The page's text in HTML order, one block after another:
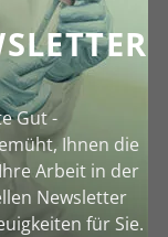
Gut -
Ihnen die
Arbeit in der
Newsletter
für Sie.